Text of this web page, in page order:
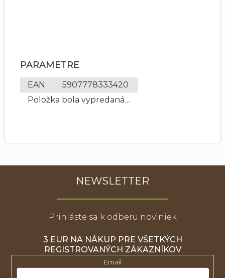
PARAMETRE
EAN:
5907778333420
Položka bola vypredaná…
NEWSLETTER
Prihláste sa k odberu noviniek
3 EUR NA NÁKUP PRE VŠETKÝCH
REGISTROVANÝCH ZÁKAZNÍKOV
Email